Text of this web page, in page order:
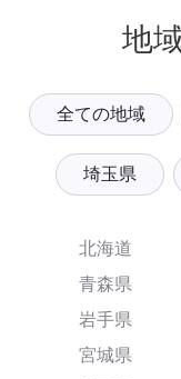
地
全ての地域
埼玉県
北海道
青森県
岩手県
宮城県